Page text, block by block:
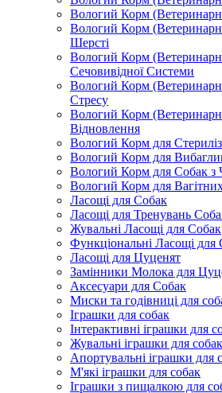
Вологий Корм
Вологий Корм
Шерсті
Вологий Корм
Сечовивідної Системи
Вологий Корм
Стресу
Вологий Корм
Відновлення
Вологий Корм для
Вологий Корм для
Вологий Корм для Собак з
Вологий Корм для
Ласощі для Собак
Ласощі для Тренувань
Жувальні Ласощі для Собак
Функціональні Ласощі для
Ласощі для Цуценят
Замінники Молока для
Аксесуари для Собак
Миски та годівниці для
Іграшки для собак
Інтерактивні іграшки для
Жувальні іграшки для собак
Апортувальні іграшки для
М'які іграшки для собак
Іграшки з пищалкою для